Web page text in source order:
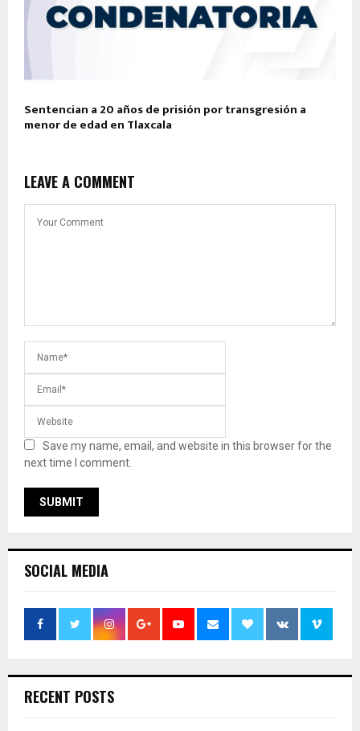
Sentencian a 20 años de prisión por transgresión a
menor de edad en Tlaxcala
LEAVE A COMMENT
Save my name, email, and website in this browser for the
next time I comment.
SOCIAL MEDIA
RECENT POSTS